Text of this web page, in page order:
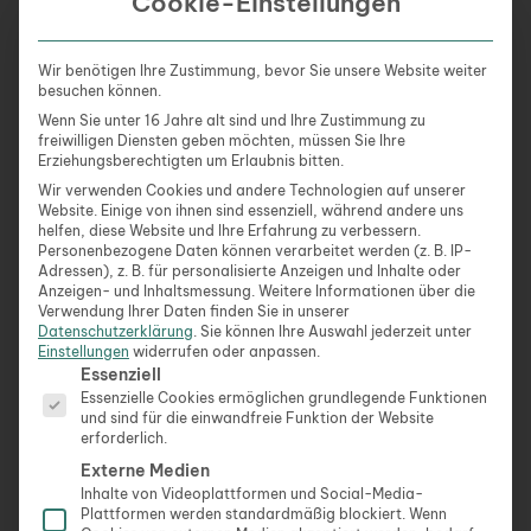
oder Ländern können zusätzliche Symbole oder
Farbnuancen zum Einsatz kommen. Es lohnt sich
daher, sich vor Ort über die spezifischen
Markierungen zu informieren.
Bedeutung für Skifahrer
Für Skifahrer ist das Verstehen und Beachten der
Pistenmarkierungen essentiell. Sie bieten eine
wichtige Orientierungshilfe und tragen zur eigenen
Sicherheit und der anderer Pistenbenutzer bei.
Unterschied zwischen blauen, roten und schwarzen
Pisten
Einleitung
Im Skisport gibt es verschiedene Pistenfarben, die
den Schwierigkeitsgrad der Piste anzeigen. Diese
Wir benötigen Ihre Zustimmung, bevor Sie unsere Website weiter
besuchen können.
Wenn Sie unter 16 Jahre alt sind und Ihre Zustimmung zu
freiwilligen Diensten geben möchten, müssen Sie Ihre
Erziehungsberechtigten um Erlaubnis bitten.
Wir verwenden Cookies und andere Technologien auf unserer
Website. Einige von ihnen sind essenziell, während andere uns
helfen, diese Website und Ihre Erfahrung zu verbessern.
Personenbezogene Daten können verarbeitet werden (z. B. IP-
Adressen), z. B. für personalisierte Anzeigen und Inhalte oder
Anzeigen- und Inhaltsmessung. Weitere Informationen über die
Verwendung Ihrer Daten finden Sie in unserer
Datenschutzerklärung. Sie können Ihre Auswahl jederzeit unter
Einstellungen widerrufen oder anpassen.
Es folgt eine Liste der Service-Gruppen, für die eine
Essenziell
Essenzielle Cookies ermöglichen grundlegende Funktionen
und sind für die einwandfreie Funktion der Website
erforderlich.
Externe Medien
Inhalte von Videoplattformen und Social-Media-
Plattformen werden standardmäßig blockiert. Wenn